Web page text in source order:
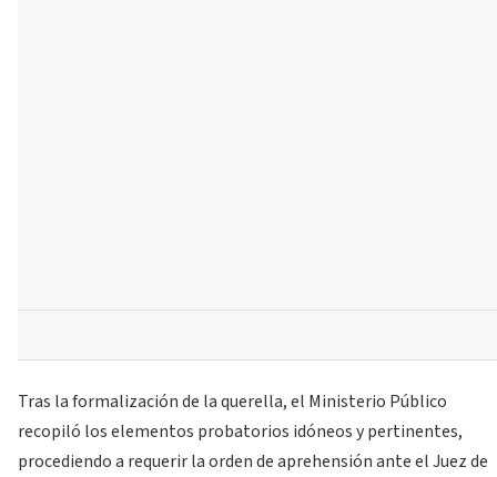
Tras la formalización de la querella, el Ministerio Público
recopiló los elementos probatorios idóneos y pertinentes,
procediendo a requerir la orden de aprehensión ante el Juez de